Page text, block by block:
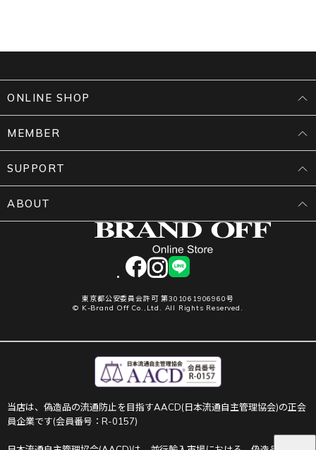
facebookinstagram
LINE
東京都公安委員会許可 第301061906960号
© K-Brand Off Co.,Ltd. All Rights Reserved.
ONLINE SHOP
MEMBER
SUPPORT
ABOUT
当店は、偽造品の流通防止を目指すAACD(日本流通自主管理協会)の正会
員企業です(会員番号：R-0157)